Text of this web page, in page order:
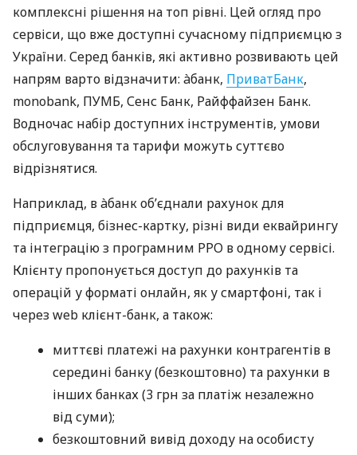
комплексні рішення на топ рівні. Цей огляд про
сервіси, що вже доступні сучасному підприємцю з
України. Серед банків, які активно розвивають цей
напрям варто відзначити: àбанк, ПриватБанк,
monobank, ПУМБ, Сенс Банк, Райффайзен Банк.
Водночас набір доступних інструментів, умови
обслуговування та тарифи можуть суттєво
відрізнятися.
Наприклад, в àбанк об’єднали рахунок для
підприємця, бізнес-картку, різні види еквайрингу
та інтеграцію з програмним РРО в одному сервісі.
Клієнту пропонується доступ до рахунків та
операцій у форматі онлайн, як у смартфоні, так і
через web клієнт-банк, а також:
миттєві платежі на рахунки контрагентів в
середині банку (безкоштовно) та рахунки в
інших банках (3 грн за платіж незалежно
від суми);
безкоштовний вивід доходу на особисту